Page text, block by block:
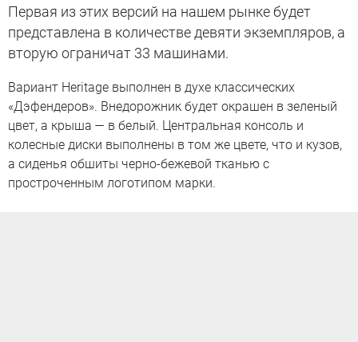
Первая из этих версий на нашем рынке будет
представлена в количестве девяти экземпляров, а
вторую ограничат 33 машинами.
Вариант Heritage выполнен в духе классических
«Дэфендеров». Внедорожник будет окрашен в зеленый
цвет, а крыша — в белый. Центральная консоль и
колесные диски выполнены в том же цвете, что и кузов,
а сиденья обшиты черно-бежевой тканью с
простроченным логотипом марки.